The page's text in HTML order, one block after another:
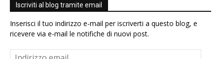
Iscriviti al blog tramite email
Inserisci il tuo indirizzo e-mail per iscriverti a questo blog, e
ricevere via e-mail le notifiche di nuovi post.
Indirizzo